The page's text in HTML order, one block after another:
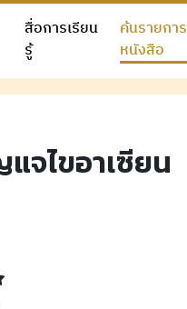
สื่อการเรียน
รู้
ค้นรายการ
หนังสือ
จไขอาเซียน